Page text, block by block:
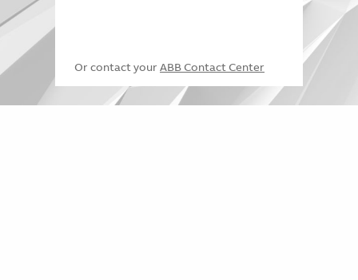
Or contact your ABB Contact Center